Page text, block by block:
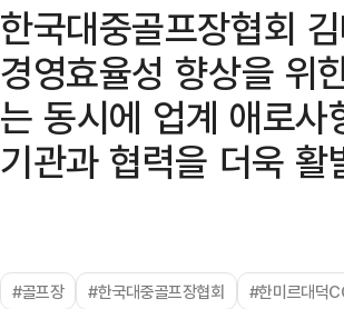
한국대중골프장협회
경영효율성 향상을 위
는 동시에 업계 애로
기관과 협력을 더욱
#골프장 #한국대중골프장협회 #한미르대덕